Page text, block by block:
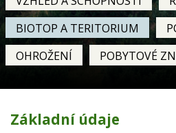
BIOTOP A TERITORIUM
OHROŽENÍ
POBYTOVÉ
Základní údaje